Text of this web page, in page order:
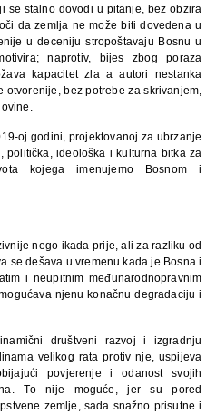
se stalno dovodi u pitanje, bez obzira
da zemlja ne može biti dovedena u
u deceniju stropoštavaju Bosnu u
naprotiv, bijes zbog poraza
kapacitet zla a autori nestanka
bez potrebe za skrivanjem,
oj godini, projektovanoj za ubrzanje
politička, ideološka i kulturna bitka za
kojega imenujemo Bosnom i
nego ikada prije, ali za razliku od
se dešava u vremenu kada je Bosna i
i neupitnim međunarodnopravnim
njenu konačnu degradaciju i
društveni razvoj i izgradnju
velikog rata protiv nje, uspijeva
povjerenje i odanost svojih
To nije moguće, jer su pored
zemlje, sada snažno prisutne i